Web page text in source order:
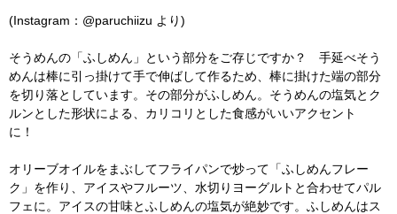
(Instagram：@paruchiizu より)
そうめんの「ふしめん」という部分をご存じですか？ 手延べそう
めんは棒に引っ掛けて手で伸ばして作るため、棒に掛けた端の部分
を切り落としています。その部分がふしめん。そうめんの塩気とク
ルンとした形状による、カリコリとした食感がいいアクセント
に！
オリーブオイルをまぶしてフライパンで炒って「ふしめんフレー
ク」を作り、アイスやフルーツ、水切りヨーグルトと合わせてパル
フェに。アイスの甘味とふしめんの塩気が絶妙です。ふしめんはス